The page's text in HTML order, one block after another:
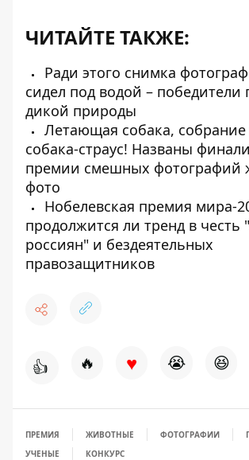
ЧИТАЙТЕ ТАКЖЕ:
Ради этого снимка
сидел под водой – победители
дикой природы
Летающая собака,
собака-страус! Названы
премии смешных фотографий
фото
Нобелевская премия мира-
продолжится ли тренд в
россиян" и бездеятельных
правозащитников
👍 🔥 ♥ 😭 😆
ПРЕМИЯ ЖИВОТНЫЕ ФОТОГРАФИИ
УЧЕНЫЕ
КОНКУРС